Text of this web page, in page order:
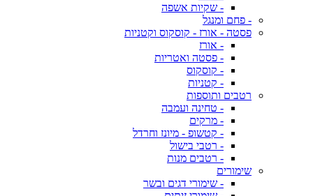
- שקיות אשפה
- פחם ומנגל
פסטה - אורז - קוסקוס וקטניות
- אורז
- פסטה ואטריות
- קוסקוס
- קטניות
רטבים ותוספות
- טחינה ועמבה
- מרקים
- קטשופ - מיונז וחרדל
- רטבי בישול
- רטבים מנות
שימורים
- שימורי דגים ובשר